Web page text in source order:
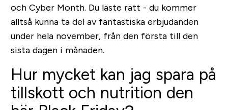
och Cyber Month. Du läste rätt - du kommer
alltså kunna ta del av fantastiska erbjudanden
under hela november, från den första till den
sista dagen i månaden.
Hur mycket kan jag spara på
tillskott och nutrition den